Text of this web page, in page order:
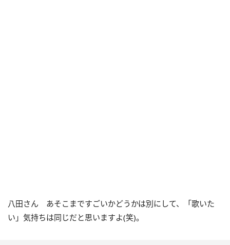
八田さん あそこまですごいかどうかは別にして、「歌いた
い」気持ちは同じだと思いますよ(笑)。